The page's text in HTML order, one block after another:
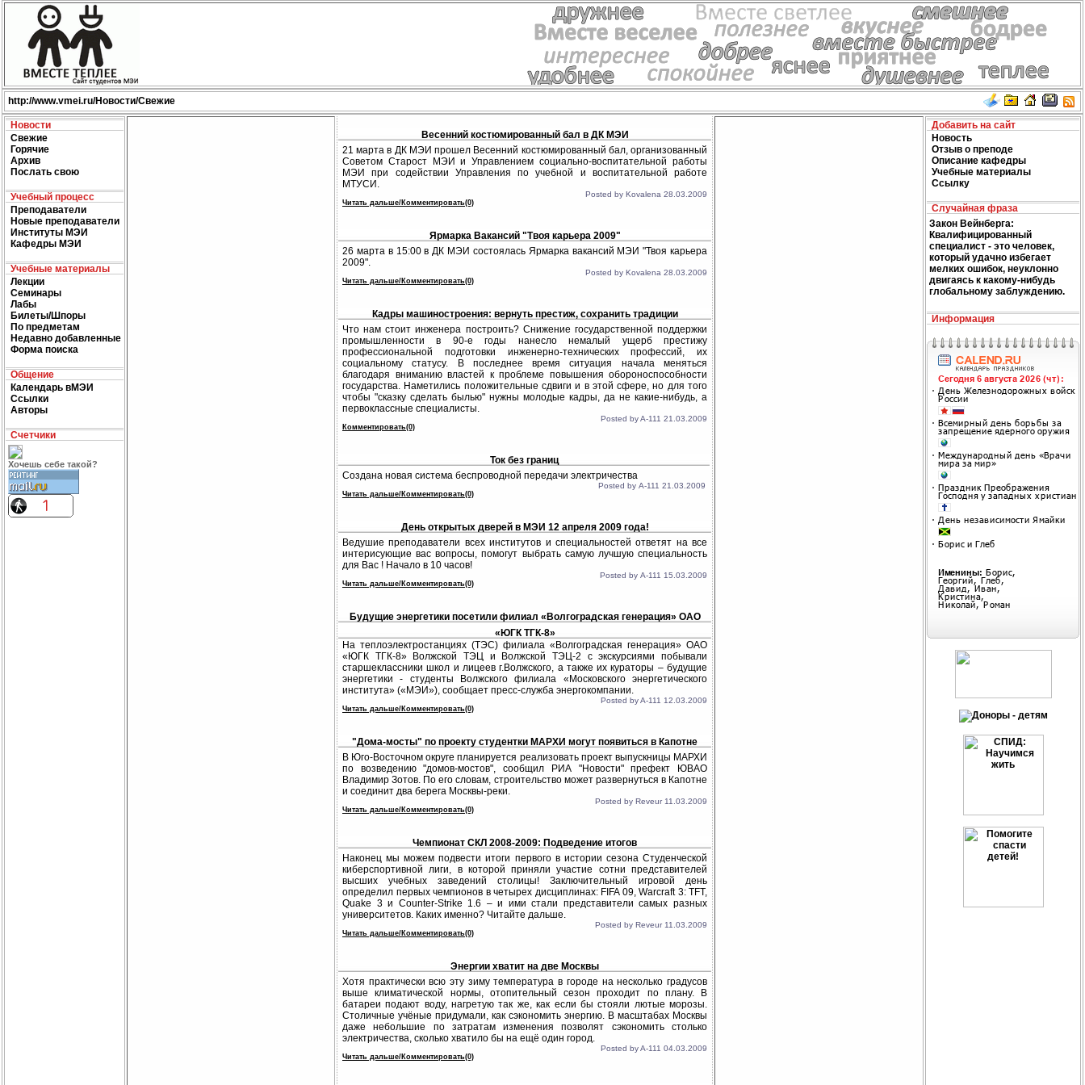
http://www.vmei.ru/Новости/Свежие
Новости
Свежие
Горячие
Архив
Послать свою
Учебный процесс
Преподаватели
Новые преподаватели
Институты МЭИ
Кафедры МЭИ
Учебные материалы
Лекции
Семинары
Лабы
Билеты/Шпоры
По предметам
Недавно добавленные
Форма поиска
Общение
Календарь вМЭИ
Ссылки
Авторы
Счетчики
Хочешь себе такой?
Весенний костюмированный бал в ДК МЭИ
21 марта в ДК МЭИ прошел Весенний костюмированный бал, организованный
Советом Старост МЭИ и Управлением социально-воспитательной работы
МЭИ при содействии Управления по учебной и воспитательной работе
МТУСИ.
Posted by Kovalena 28.03.2009
Читать дальше/Комментировать(0)
Ярмарка Вакансий "Твоя карьера 2009"
26 марта в 15:00 в ДК МЭИ состоялась Ярмарка вакансий МЭИ "Твоя карьера
2009".
Posted by Kovalena 28.03.2009
Читать дальше/Комментировать(0)
Кадры машиностроения: вернуть престиж, сохранить традиции
Что нам стоит инженера построить? Снижение государственной поддержки
промышленности в 90-е годы нанесло немалый ущерб престижу
профессиональной подготовки инженерно-технических профессий, их
социальному статусу. В последнее время ситуация начала меняться
благодаря вниманию властей к проблеме повышения обороноспособности
государства. Наметились положительные сдвиги и в этой сфере, но для того
чтобы "сказку сделать былью" нужны молодые кадры, да не какие-нибудь, а
первоклассные специалисты.
Posted by A-111 21.03.2009
Комментировать(0)
Ток без границ
Создана новая система беспроводной передачи электричества
Posted by А-111 21.03.2009
Читать дальше/Комментировать(0)
День открытых дверей в МЭИ 12 апреля 2009 года!
Ведушие преподаватели всех институтов и специальностей ответят на все
интерисующие вас вопросы, помогут выбрать самую лучшую специальность
для Вас ! Начало в 10 часов!
Posted by А-111 15.03.2009
Читать дальше/Комментировать(0)
Будущие энергетики посетили филиал «Волгоградская генерация» ОАО
«ЮГК ТГК-8»
На теплоэлектростанциях (ТЭС) филиала «Волгоградская генерация» ОАО
«ЮГК ТГК-8» Волжской ТЭЦ и Волжской ТЭЦ-2 с экскурсиями побывали
старшеклассники школ и лицеев г.Волжского, а также их кураторы – будущие
энергетики - студенты Волжского филиала «Московского энергетического
института» («МЭИ»), сообщает пресс-служба энергокомпании.
Posted by A-111 12.03.2009
Читать дальше/Комментировать(0)
"Дома-мосты" по проекту студентки МАРХИ могут появиться в Капотне
В Юго-Восточном округе планируется реализовать проект выпускницы МАРХИ
по возведению "домов-мостов", сообщил РИА "Новости" префект ЮВАО
Владимир Зотов. По его словам, строительство может развернуться в Капотне
и соединит два берега Москвы-реки.
Posted by Reveur 11.03.2009
Читать дальше/Комментировать(0)
Чемпионат СКЛ 2008-2009: Подведение итогов
Наконец мы можем подвести итоги первого в истории сезона Студенческой
киберспортивной лиги, в которой приняли участие сотни представителей
высших учебных заведений столицы! Заключительный игровой день
определил первых чемпионов в четырех дисциплинах: FIFA 09, Warcraft 3: TFT,
Quake 3 и Counter-Strike 1.6 – и ими стали представители самых разных
университетов. Каких именно? Читайте дальше.
Posted by Reveur 11.03.2009
Читать дальше/Комментировать(0)
Энергии хватит на две Москвы
Хотя практически всю эту зиму температура в городе на несколько градусов
выше климатической нормы, отопительный сезон проходит по плану. В
батареи подают воду, нагретую так же, как если бы стояли лютые морозы.
Столичные учёные придумали, как сэкономить энергию. В масштабах Москвы
даже небольшие по затратам изменения позволят сэкономить столько
электричества, сколько хватило бы на ещё один город.
Posted by A-111 04.03.2009
Читать дальше/Комментировать(0)
Добавить на сайт
Новость
Отзыв о преподе
Описание кафедры
Учебные материалы
Ссылку
Случайная фраза
Закон Вейнберга:
Квалифицированный
специалист - это человек,
который удачно избегает
мелких ошибок, неуклонно
двигаясь к какому-нибудь
глобальному заблуждению.
Информация